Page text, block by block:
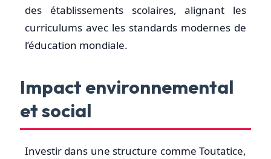
des établissements scolaires, alignant les
curriculums avec les standards modernes de
l’éducation mondiale.
Impact environnemental
et social
Investir dans une structure comme Toutatice,